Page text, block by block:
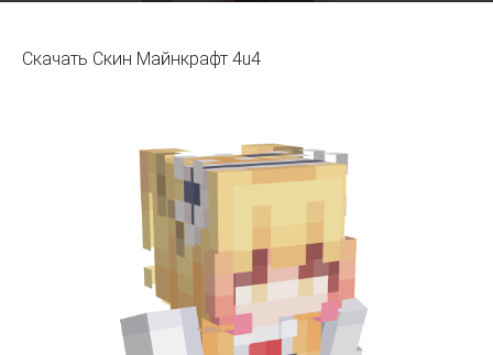
Скачать Скин Майнкрафт 4u4